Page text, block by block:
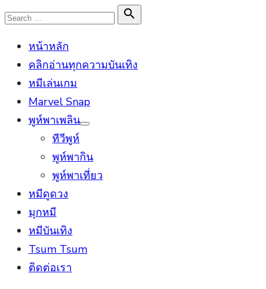
Skip
content
Search

Search
หน้าหลัก
คลิกอ่านทุกความบันเทิง
หมีเล่นเกม
Marvel Snap
พูห์พาเพลิน
Show
ทีวีพูห์
พูห์พากิน
พูห์พาเที่ยว
หมีดูดวง
มุกหมี
หมีบันเทิง
Tsum Tsum
ติดต่อเรา